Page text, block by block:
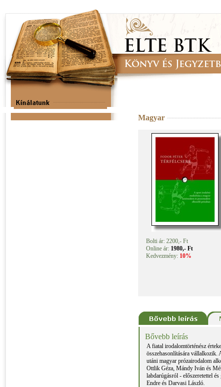
Magyar
Bolti ár: 2200,- Ft
Online ár: 1980,- Ft
Kedvezmény: 10%
Bővebb leírás
A fiatal irodalomtörténész
összehasonlítására vállalkozik.
utáni magyar prózairodalom
Ottlik Géza, Mándy Iván és
labdarúgásról - előszeretettel
Endre és Darvasi László.